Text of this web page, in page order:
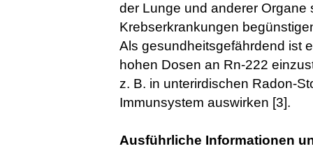
der Lunge und anderer
Krebserkrankungen
Als gesundheitsgefährdend ist
hohen Dosen an Rn-222
z. B. in unterirdischen Radon-
Immunsystem auswirken [3].
Ausführliche Informationen